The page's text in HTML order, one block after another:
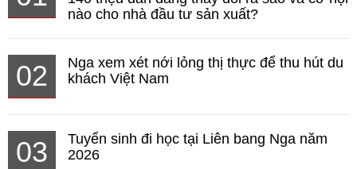
nào cho nhà đầu tư sản xuất?
02
Nga xem xét nới lỏng thị thực để thu hút du
khách Việt Nam
03
Tuyển sinh đi học tại Liên bang Nga năm
2026